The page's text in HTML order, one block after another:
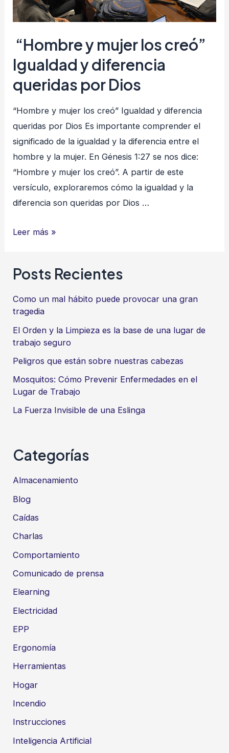
“Hombre y mujer los creó”
Igualdad y diferencia
queridas por Dios
“Hombre y mujer los creó” Igualdad y diferencia
queridas por Dios Es importante comprender el
significado de la igualdad y la diferencia entre el
hombre y la mujer. En Génesis 1:27 se nos dice:
“Hombre y mujer los creó”. A partir de este
versículo, exploraremos cómo la igualdad y la
diferencia son queridas por Dios …
“Hombre
los
Igualdad
diferencia
Dios
Leer más »
Posts Recientes
Como un mal hábito puede provocar una gran
tragedia
El Orden y la Limpieza es la base de una lugar de
trabajo seguro
Peligros que están sobre nuestras cabezas
Mosquitos: Cómo Prevenir Enfermedades en el
Lugar de Trabajo
La Fuerza Invisible de una Eslinga
Categorías
Almacenamiento
Blog
Caídas
Charlas
Comportamiento
Comunicado de prensa
Elearning
Electricidad
EPP
Ergonomía
Herramientas
Hogar
Incendio
Instrucciones
Inteligencia Artificial